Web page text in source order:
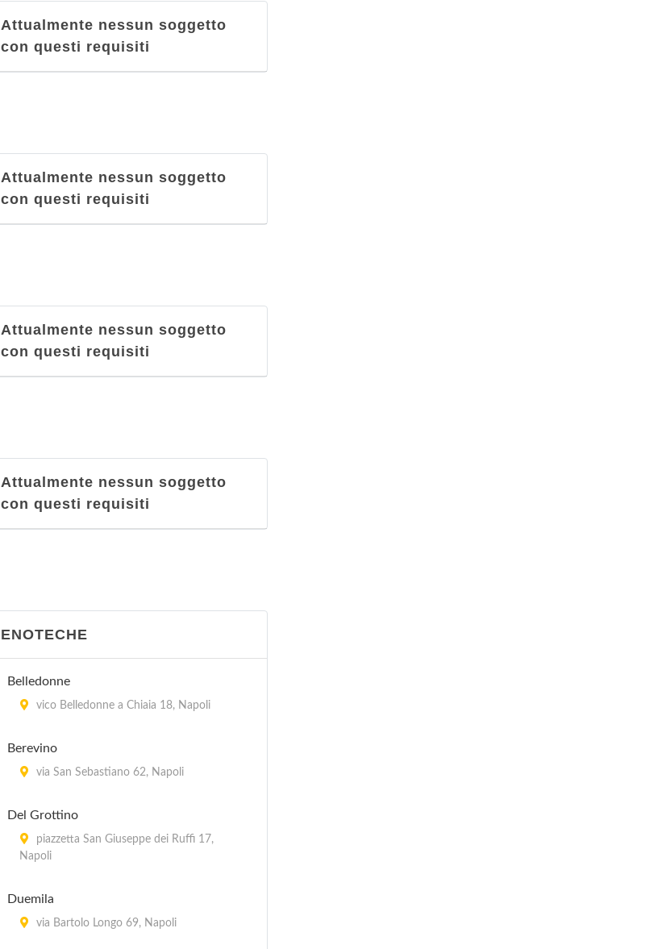
Attualmente nessun soggetto
con questi requisiti
Attualmente nessun soggetto
con questi requisiti
Attualmente nessun soggetto
con questi requisiti
Attualmente nessun soggetto
con questi requisiti
ENOTECHE
Belledonne
vico Belledonne a Chiaia 18, Napoli
Berevino
via San Sebastiano 62, Napoli
Del Grottino
piazzetta San Giuseppe dei Ruffi 17,
Napoli
Duemila
via Bartolo Longo 69, Napoli